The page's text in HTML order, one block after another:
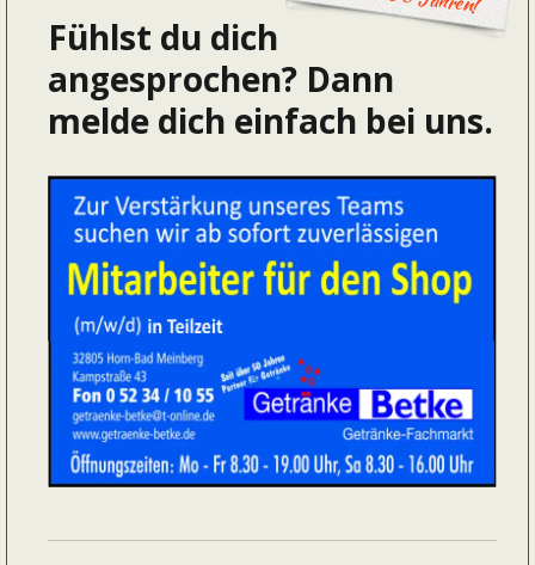
Fühlst du dich
angesprochen? Dann
melde dich einfach bei uns.